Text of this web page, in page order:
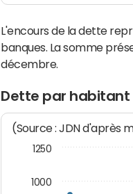
L'encours de la dette
banques. La somme
décembre.
Dette par habitant
(Source : JDN d'après
1000
1250